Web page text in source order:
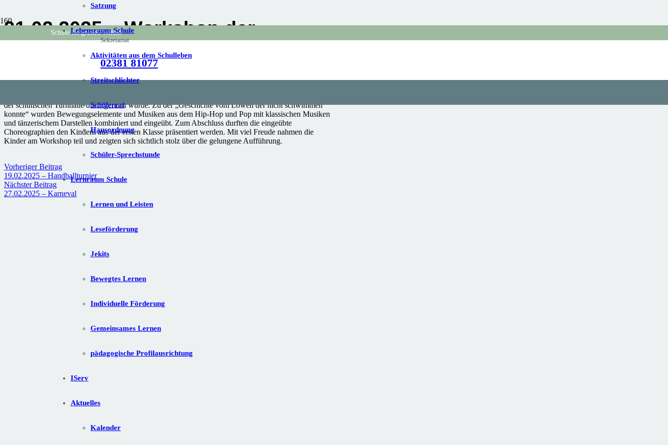
Schule im grünen Winkel
Sekretariat
02381 81077
Satzung
Lebensraum Schule
Aktivitäten aus dem Schulleben
Streitschlichter
Schülerrat
Hausordnung
Schüler-Sprechstunde
Lernraum Schule
Lernen und Leisten
Leseförderung
Jekits
Bewegtes Lernen
Individuelle Förderung
Gemeinsames Lernen
pädagogische Profilausrichtung
IServ
Aktuelles
Kalender
21.02.2025 – Workshop der
Kulturstrolche JG2
der schulischen Turnhalle durchgeführt wurde. Zu der „Geschichte vom Löwen der nicht schwimmen
konnte“ wurden Bewegungselemente und Musiken aus dem Hip-Hop und Pop mit klassischen Musiken
und tänzerischem Darstellen kombiniert und eingeübt. Zum Abschluss durften die eingeübte
Choreographien den Kindern aus der ersten Klasse präsentiert werden. Mit viel Freude nahmen die
Kinder am Workshop teil und zeigten sich sichtlich stolz über die gelungene Aufführung.
Vorheriger Beitrag
19.02.2025 – Handballturnier
Nächster Beitrag
27.02.2025 – Karneval